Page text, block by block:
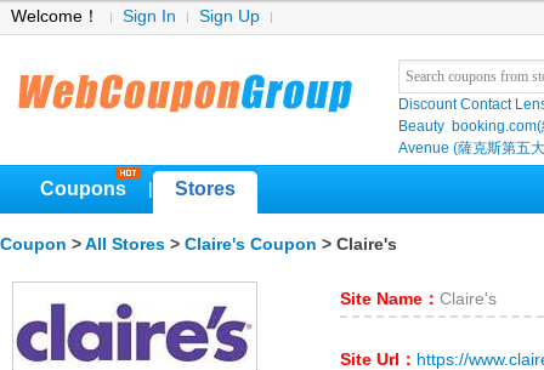
Welcome！ Sign In Sign Up
Discount Contact
Beauty
Avenue (薩克斯第五
Coupons Stores
Coupon > All Stores > Claire's Coupon > Claire's
Site Name： Claire's
Site Url： https://